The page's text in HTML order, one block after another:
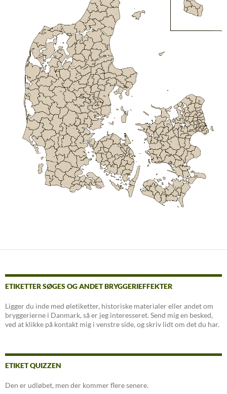
ETIKETTER SØGES OG ANDET BRYGGERIEFFEKTER
Ligger du inde med øletiketter, historiske materialer eller andet om
bryggerierne i Danmark, så er jeg interesseret. Send mig en besked,
ved at klikke på kontakt mig i venstre side, og skriv lidt om det du har.
ETIKET QUIZZEN
Den er udløbet, men der kommer flere senere.